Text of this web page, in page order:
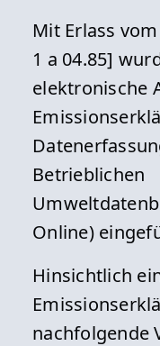
Mit Erlass
1 a 04.85]
elektronische
Betrieblichen
Online)
Hinsichtlich
nachfolgende